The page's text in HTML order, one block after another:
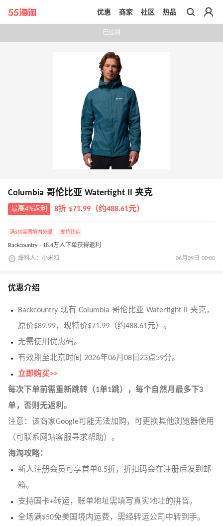
带你去官网买正品
优惠 商家 社区 热品
已过期
Columbia 哥伦比亚 Watertight II 夹克
最高4%返利 8折 $71.99（约488.61元）
满$50美国境内免邮 支持转运
Backcountry · 18.4万人下单获得返利
爆料人：小米粒 06月09日 00:00
优惠介绍
Backcountry 现有 Columbia 哥伦比亚 Watertight II 夹克，
原价$89.99，现特价$71.99（约488.61元）。
无需使用优惠码。
有效期至北京时间 2026年06月08日23点59分。
立即购买>>
每次下单前需重新跳转（1单1跳），每个自然月最多下3
单，否则无返利。
注意：该商家Google可能无法加购，可更换其他浏览器使用
（可联系网站客服寻求帮助）。
海淘攻略：
新人注册会员可享首单8.5折，折扣码会在注册后发到邮
箱。
支持国卡+转运，账单地址需填写真实地址的拼音。
全场满$50免美国境内运费，需经转运公司中转到手。